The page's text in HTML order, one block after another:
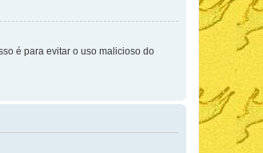
é para evitar o uso malicioso do